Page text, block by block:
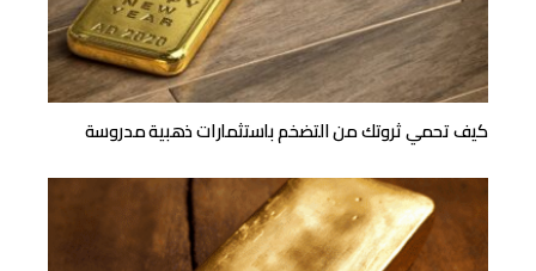
كيف تحمي ثروتك من التضخم باستثمارات ذهبية مدروسة